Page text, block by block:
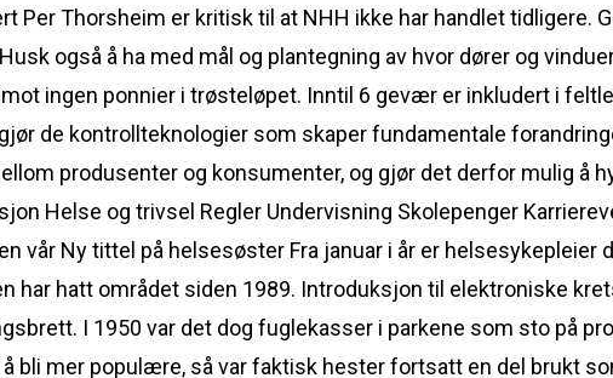
Per Thorsheim er kritisk til at NHH ikke har handlet tidligere.
også å ha med mål og plantegning av hvor dører og
ingen ponnier i trøsteløpet. Inntil 6 gevær er inkludert i
de kontrollteknologier som skaper fundamentale
produsenter og konsumenter, og gjør det derfor mulig å
Helse og trivsel Regler Undervisning Skolepenger
vår Ny tittel på helsesøster Fra januar i år er helsesykepleier
har hatt området siden 1989. Introduksjon til elektroniske
I 1950 var det dog fuglekasser i parkene som sto på
å bli mer populære, så var faktisk hester fortsatt en del brukt